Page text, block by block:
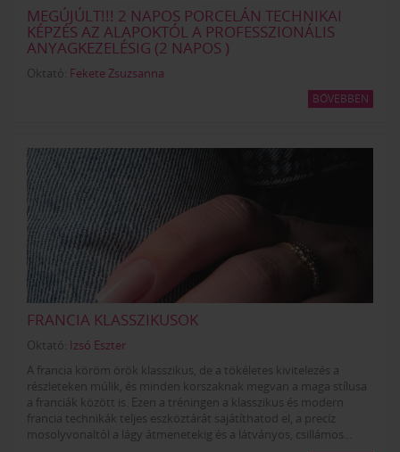
MEGÚJÚLT!!! 2 NAPOS PORCELÁN TECHNIKAI
KÉPZÉS AZ ALAPOKTÓL A PROFESSZIONÁLIS
ANYAGKEZELÉSIG (2 NAPOS )
Oktató: Fekete Zsuzsanna
BŐVEBBEN
FRANCIA KLASSZIKUSOK
Oktató: Izsó Eszter
A francia köröm örök klasszikus, de a tökéletes kivitelezés a
részleteken múlik, és minden korszaknak megvan a maga stílusa
a franciák között is. Ezen a tréningen a klasszikus és modern
francia technikák teljes eszköztárát sajátíthatod el, a precíz
mosolyvonaltól a lágy átmenetekig és a látványos, csillámos...